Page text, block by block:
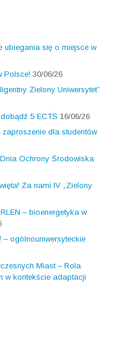
ubiegania się o miejsce w
Polsce! 30/06/26
Zielony Uniwersytet”
5 ECTS 16/06/26
dla studentów
Ochrony Środowiska
Za nami IV „Zielony
– bioenergetyka w
ogólnouniwersyteckie
Miast – Rola
w kontekście adaptacji